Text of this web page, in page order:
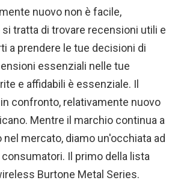
nuovo non è facile,
tratta di trovare recensioni utili e
a prendere le tue decisioni di
essenziali nelle tue
e affidabili è essenziale. Il
confronto, relativamente nuovo
Mentre il marchio continua a
nel mercato, diamo un'occhiata ad
Il primo della lista
Burtone Metal Series.